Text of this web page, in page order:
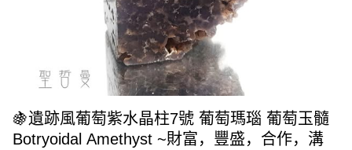
🍇遺跡風葡萄紫水晶柱7號 葡萄瑪瑙 葡萄玉髓
Botryoidal Amethyst ~財富，豐盛，合作，溝